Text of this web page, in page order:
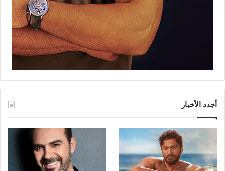
أجدد الأخبار